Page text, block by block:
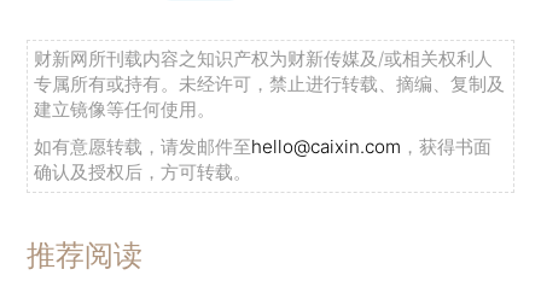
财新网所刊载内容之知识产权为财新传媒及/或相关权利人
专属所有或持有。未经许可，禁止进行转载、摘编、复制及
建立镜像等任何使用。
如有意愿转载，请发邮件至hello@caixin.com ，获得书面
确认及授权后，方可转载。
推荐阅读